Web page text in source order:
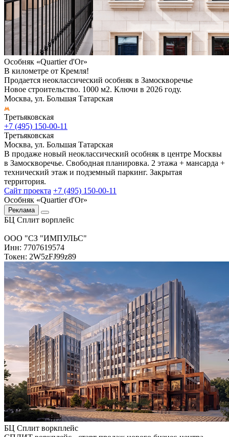
Особняк «Quartier d'Or»
В километре от Кремля!
Продается неоклассический особняк в Замоскворечье
Новое строительство. 1000 м2. Ключи в 2026 году.
Москва, ул. Большая Татарская
Третьяковская
+7 (495) 150-00-11
Третьяковская
Москва, ул. Большая Татарская
В продаже новый неоклассический особняк в центре Москвы
в Замоскворечье. Свободная планировка. 2 этажа + мансарда +
технический этаж и подземный паркинг. Закрытая
территория.
Сайт проекта +7 (495) 150-00-11
Особняк «Quartier d'Or»
Реклама
БЦ Сплит ворплейс
ООО "СЗ "ИМПУЛЬС"
Инн: 7707619574
Токен: 2W5zFJ99z89
БЦ Сплит воркплейс